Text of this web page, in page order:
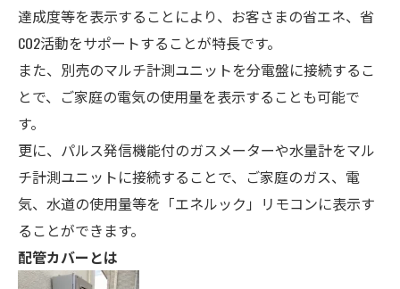
達成度等を表示することにより、お客さまの省エネ、省
CO2活動をサポートすることが特長です。
また、別売のマルチ計測ユニットを分電盤に接続するこ
とで、ご家庭の電気の使用量を表示することも可能で
す。
更に、パルス発信機能付のガスメーターや水量計をマル
チ計測ユニットに接続することで、ご家庭のガス、電
気、水道の使用量等を「エネルック」リモコンに表示す
ることができます。
配管カバーとは